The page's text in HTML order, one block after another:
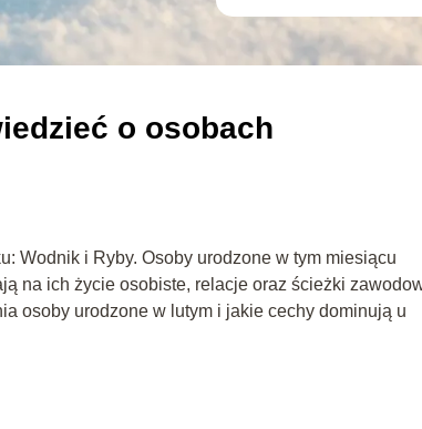
o osobach
Wodnik i Ryby. Osoby urodzone w tym miesiącu
na ich życie osobiste, relacje oraz ścieżki
osoby urodzone w lutym i jakie cechy dominują u